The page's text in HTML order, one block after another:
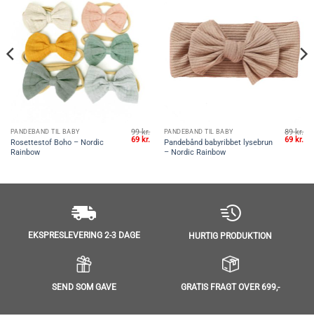
PANDEBÅND TIL BABY
Rosettestof Boho – Nordic
Rainbow
99kr.
Den
oprindelige
69kr.
aktuelle
PANDEBÅND TIL BABY
Pandebånd babyribbet lysebrun
– Nordic Rainbow
89kr.
Den
69kr.
EKSPRESLEVERING 2-3 DAGE HURTIG PRODUKTION
SEND SOM GAVE GRATIS FRAGT OVER 699,-